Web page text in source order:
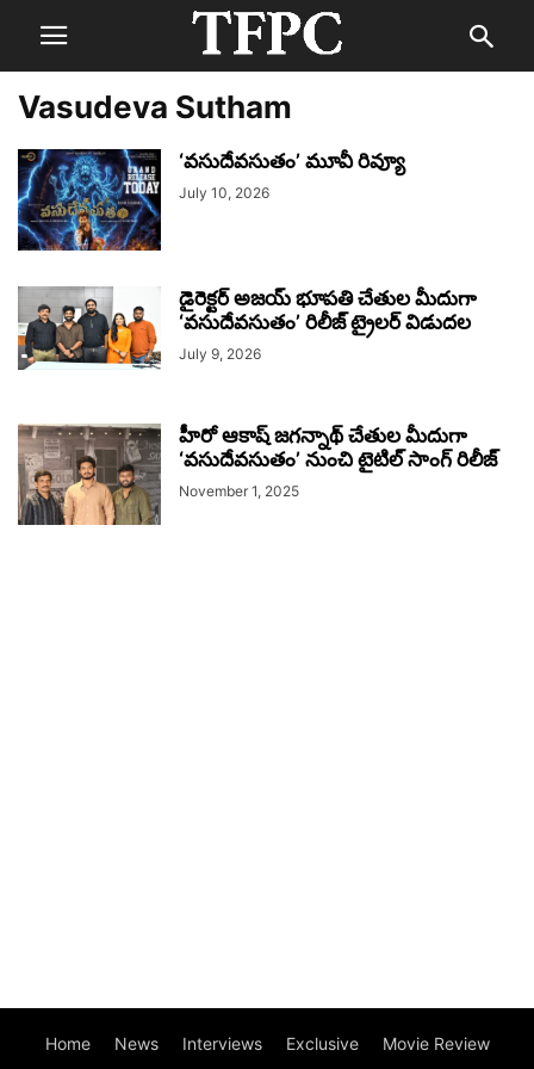
Vasudeva Sutham
‘వసుదేవసుతం’ మూవీ రివ్యూ
July 10, 2026
డైరెక్టర్ అజయ్ భూపతి చేతుల మీదుగా
‘వసుదేవసుతం’ రిలీజ్ ట్రైలర్ విడుదల
July 9, 2026
హీరో ఆకాష్ జగన్నాథ్ చేతుల మీదుగా
‘వసుదేవసుతం’ నుంచి టైటిల్ సాంగ్ రిలీజ్
November 1, 2025
Home News Interviews Exclusive Movie Review